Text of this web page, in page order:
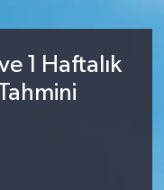
1 Haftalık